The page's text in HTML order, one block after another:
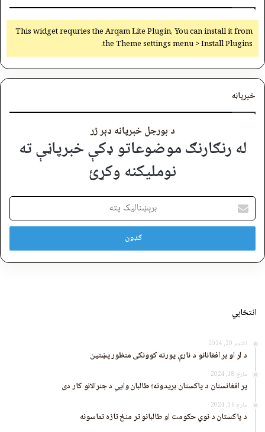
This widget requries the Arqam Lite Plugin, You can install it from
the Theme settings menu > Install Plugins.
خبرپاڼه
د بورجل خبرپاڼه ډېر ژر
له رنګارنګ موضوعاتو ډکې خبرپاڼې ته
نوملیکنه وکړئ
برېښنالیک
پته
انتخابي
اکتوبر 20, 2024
د لر او بر افغانانو د نارې پورته کوونکی منظور پښتین
مارچ 18, 2024
پر افغانستان د پاکستان بریدونه؛ طالبان وايي د جنرالانو کار دی
مارچ 16, 2024
د پاکستان د نوي حکومت او طالبانو تر منځ تازه تماسونه